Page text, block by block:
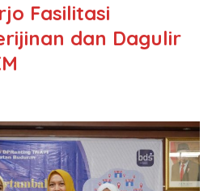
Fasilitasi
dan Dagulir